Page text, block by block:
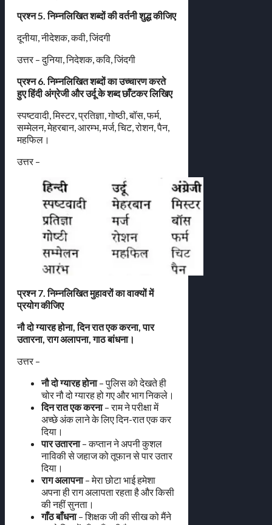
प्रश्न 5. निम्नलिखित शब्दों की वर्तनी शुद्ध कीजिए
दूनीया, नीदेशक, कवी, जिंदगी
उत्तर – दुनिया, निदेशक, कवि, जिंदगी
प्रश्न 6. निम्नलिखित शब्दों का उच्चारण करते
हुए हिंदी अंग्रेजी और उर्दू के शब्द छाँटकर लिखिए
स्पष्टवादी, मिस्टर, प्रतिज्ञा, गोष्ठी, बॉस, फर्म,
सम्मेलन, मेहरबान, आरम्भ, मर्ज, चिट, रोशन, पैन,
महफिल।
उत्तर –
प्रश्न 7. निम्नलिखित मुहावरों का वाक्यों में
प्रयोग कीजिए
नौ दो ग्यारह होना, दिन रात एक करना, पार
उतारना, राग अलापना, गाठ बांधना।
उत्तर –
नौ दो ग्यारह होना– पुलिस को देखते ही
चोर नौ दो ग्यारह हो गए और भाग निकले।
दिन रात एक करना– राम ने परीक्षा में
अच्छे अंक लाने के लिए दिन-रात एक कर
दिया।
पार उतारना– कप्तान ने अपनी कुशल
नाविकी से जहाज को तूफान से पार उतार
दिया।
राग अलापना– मेरा छोटा भाई हमेशा
अपना ही राग अलापता रहता है और किसी
की नहीं सुनता।
गाँठ बाँधना– शिक्षक जी की सीख को मैंने